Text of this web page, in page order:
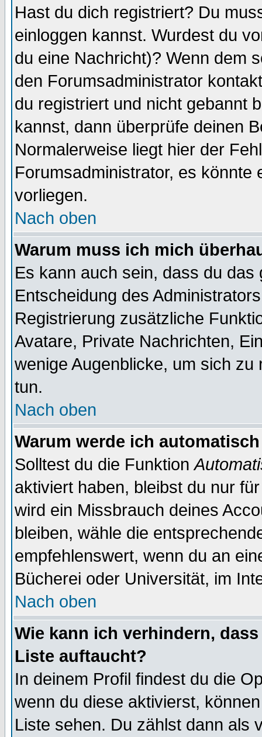
Hast du dich registriert? Du
einloggen kannst. Wurdest du
du eine Nachricht)? Wenn dem
den Forumsadministrator
du registriert und nicht gebannt
kannst, dann überprüfe deinen
Normalerweise liegt hier der
Forumsadministrator, es könnte
vorliegen.
Nach oben
Warum muss ich mich
Es kann auch sein, dass du
Entscheidung des
Registrierung zusätzliche
Avatare, Private Nachrichten,
wenige Augenblicke, um sich
tun.
Nach oben
Warum werde ich
Solltest du die Funktion
aktiviert haben, bleibst du nur
wird ein Missbrauch deines
bleiben, wähle die
empfehlenswert, wenn du an
Bücherei oder Universität, im
Nach oben
Wie kann ich verhindern,
Liste auftaucht?
In deinem Profil findest du die
wenn du diese aktivierst,
Liste sehen. Du zählst dann als